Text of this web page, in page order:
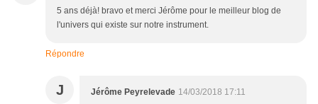
5 ans déjà! bravo et merci Jérôme pour le meilleur blog de
l'univers qui existe sur notre instrument.
Répondre
J Jérôme Peyrelevade 14/03/2018 17:11